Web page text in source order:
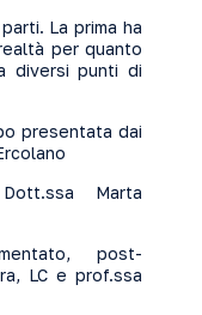
La prima ha
per quanto
diversi punti di
presentata dai
Marta
post-
LC e prof.ssa